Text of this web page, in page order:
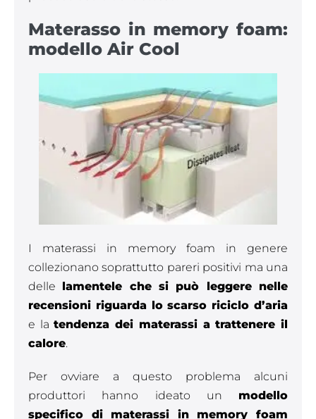
Materasso in memory foam:
modello Air Cool
I materassi in memory foam in genere
collezionano soprattutto pareri positivi ma una
delle lamentele che si può leggere nelle
recensioni riguarda lo scarso riciclo d’aria
e latendenza dei materassi a trattenere il
calore.
Per ovviare a questo problema alcuni
produttori hanno ideato un modello
specifico di materassi in memory foam